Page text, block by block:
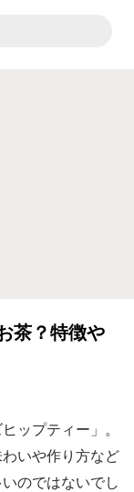
茶？特徴や
ップティー」。
いや作り方など
のではないでし